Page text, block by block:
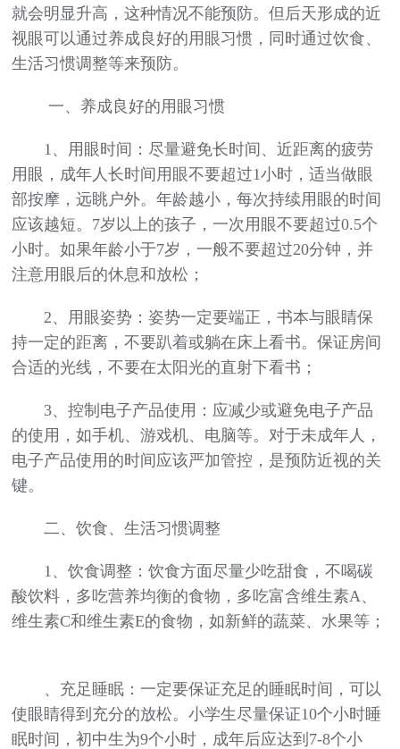
就会明显升高，这种情况不能预防。但后天形成的近
视眼可以通过养成良好的用眼习惯，同时通过饮食、
生活习惯调整等来预防。
一、养成良好的用眼习惯
1、用眼时间：尽量避免长时间、近距离的疲劳
用眼，成年人长时间用眼不要超过1小时，适当做眼
部按摩，远眺户外。年龄越小，每次持续用眼的时间
应该越短。7岁以上的孩子，一次用眼不要超过0.5个
小时。如果年龄小于7岁，一般不要超过20分钟，并
注意用眼后的休息和放松；
2、用眼姿势：姿势一定要端正，书本与眼睛保
持一定的距离，不要趴着或躺在床上看书。保证房间
合适的光线，不要在太阳光的直射下看书；
3、控制电子产品使用：应减少或避免电子产品
的使用，如手机、游戏机、电脑等。对于未成年人，
电子产品使用的时间应该严加管控，是预防近视的关
键。
二、饮食、生活习惯调整
1、饮食调整：饮食方面尽量少吃甜食，不喝碳
酸饮料，多吃营养均衡的食物，多吃富含维生素A、
维生素C和维生素E的食物，如新鲜的蔬菜、水果等；
、充足睡眠：一定要保证充足的睡眠时间，可以
使眼睛得到充分的放松。小学生尽量保证10个小时睡
眠时间，初中生为9个小时，成年后应达到7-8个小